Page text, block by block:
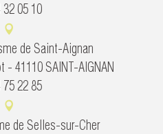
32 05 10
de Saint-Aignan
- 41110 SAINT-AIGNAN
75 22 85
de Selles-sur-Cher